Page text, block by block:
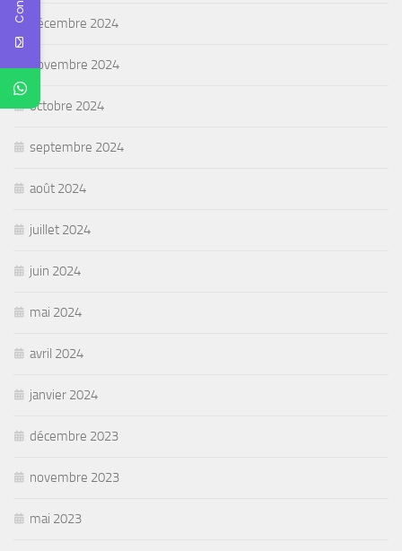
décembre 2024
novembre 2024
octobre 2024
septembre 2024
août 2024
juillet 2024
juin 2024
mai 2024
avril 2024
janvier 2024
décembre 2023
novembre 2023
mai 2023